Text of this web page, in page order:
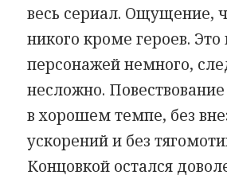
весь сериал. Ощущение,
никого кроме героев.
персонажей немного,
несложно.
в хорошем темпе, без
ускорений и без
Концовкой остался